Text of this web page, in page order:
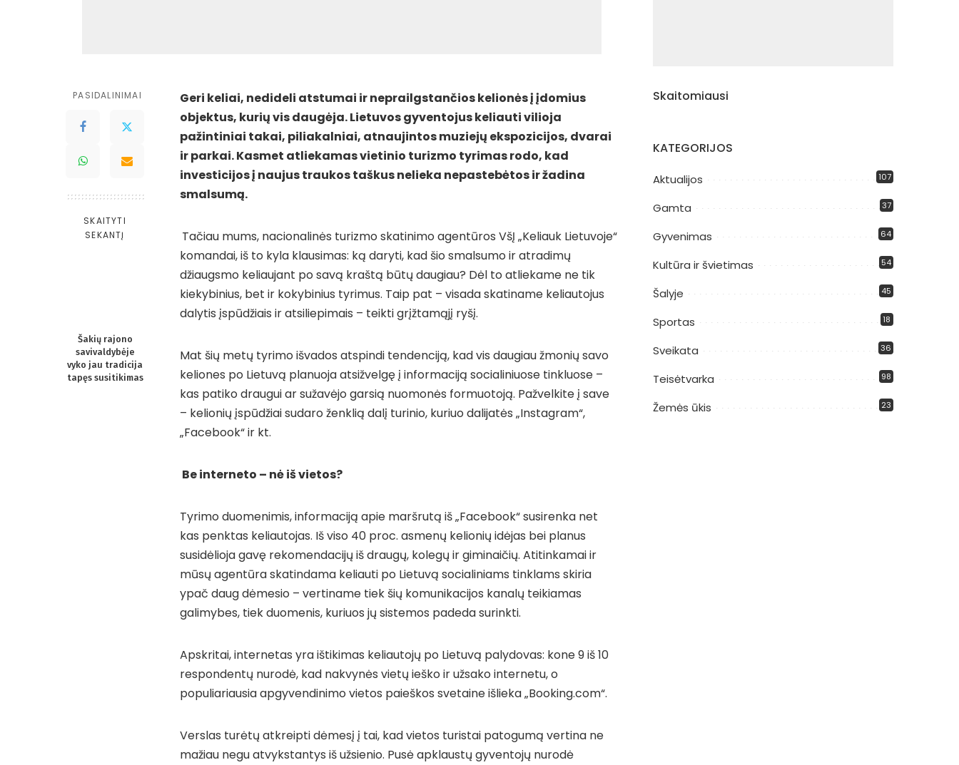
PASIDALINIMAI
SKAITYTI
SEKANTĮ
Šakių rajono
savivaldybėje
vyko jau tradicija
tapęs susitikimas
Geri keliai, nedideli atstumai ir neprailgstančios kelionės į įdomius
objektus, kurių vis daugėja. Lietuvos gyventojus keliauti vilioja
pažintiniai takai, piliakalniai, atnaujintos muziejų ekspozicijos, dvarai
ir parkai. Kasmet atliekamas vietinio turizmo tyrimas rodo, kad
investicijos į naujus traukos taškus nelieka nepastebėtos ir žadina
smalsumą.
Tačiau mums, nacionalinės turizmo skatinimo agentūros VšĮ „Keliauk Lietuvoje“
komandai, iš to kyla klausimas: ką daryti, kad šio smalsumo ir atradimų
džiaugsmo keliaujant po savą kraštą būtų daugiau? Dėl to atliekame ne tik
kiekybinius, bet ir kokybinius tyrimus. Taip pat – visada skatiname keliautojus
dalytis įspūdžiais ir atsiliepimais – teikti grįžtamąjį ryšį.
Mat šių metų tyrimo išvados atspindi tendenciją, kad vis daugiau žmonių savo
keliones po Lietuvą planuoja atsižvelgę į informaciją socialiniuose tinkluose –
kas patiko draugui ar sužavėjo garsią nuomonės formuotoją. Pažvelkite į save
– kelionių įspūdžiai sudaro ženklią dalį turinio, kuriuo dalijatės „Instagram“,
„Facebook“ ir kt.
Be interneto – nė iš vietos?
Tyrimo duomenimis, informaciją apie maršrutą iš „Facebook“ susirenka net
kas penktas keliautojas. Iš viso 40 proc. asmenų kelionių idėjas bei planus
susidėlioja gavę rekomendacijų iš draugų, kolegų ir giminaičių. Atitinkamai ir
mūsų agentūra skatindama keliauti po Lietuvą socialiniams tinklams skiria
ypač daug dėmesio – vertiname tiek šių komunikacijos kanalų teikiamas
galimybes, tiek duomenis, kuriuos jų sistemos padeda surinkti.
Apskritai, internetas yra ištikimas keliautojų po Lietuvą palydovas: kone 9 iš 10
respondentų nurodė, kad nakvynės vietų ieško ir užsako internetu, o
populiariausia apgyvendinimo vietos paieškos svetaine išlieka „Booking.com“.
Verslas turėtų atkreipti dėmesį į tai, kad vietos turistai patogumą vertina ne
mažiau negu atvykstantys iš užsienio. Pusė apklaustų gyventojų nurodė
Skaitomiausi
KATEGORIJOS
Aktualijos 107
Gamta 37
Gyvenimas 64
Kultūra ir švietimas 54
Šalyje 45
Sportas 18
Sveikata 36
Teisėtvarka 98
Žemės ūkis 23